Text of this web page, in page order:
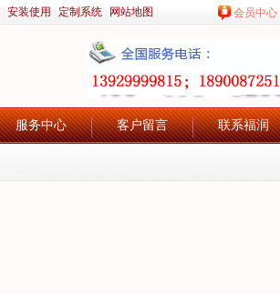
安装使用 定制系统 网站地图 会员中心
服务中心 客户留言 联系福润